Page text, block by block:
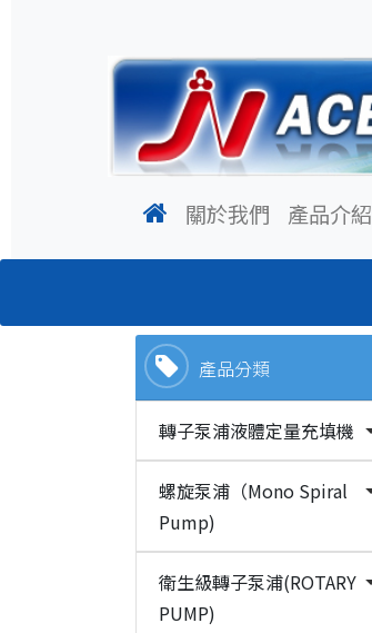
(current)
關於我們 產品介紹
產品分類
轉子泵浦液體定量充填機
螺旋泵浦（Mono Spiral
Pump)
衛生級轉子泵浦(ROTARY
PUMP)